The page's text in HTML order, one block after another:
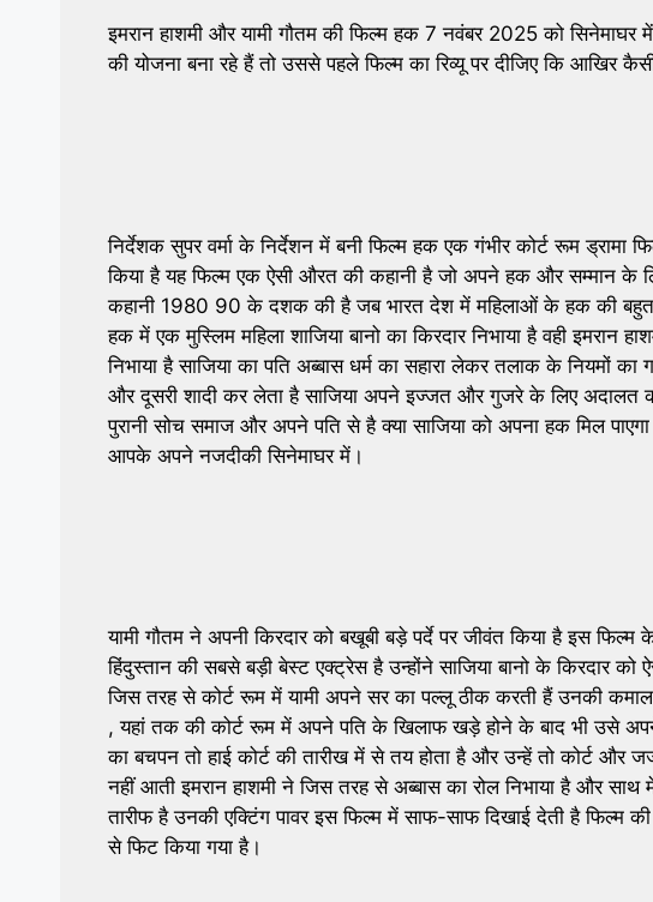
इमरान हाशमी और यामी गौतम की फिल्म हक 7 नवंबर 2025 को
की योजना बना रहे हैं तो उससे पहले फिल्म का रिव्यू पर दीजिए कि आखिर
निर्देशक सुपर वर्मा के निर्देशन में बनी फिल्म हक एक गंभीर कोर्ट रूम ड्रामा
किया है यह फिल्म एक ऐसी औरत की कहानी है जो अपने हक और सम्मान के
कहानी 1980 90 के दशक की है जब भारत देश में महिलाओं के हक की बहुत
हक में एक मुस्लिम महिला शाजिया बानो का किरदार निभाया है वही इमरान
निभाया है साजिया का पति अब्बास धर्म का सहारा लेकर तलाक के नियमों
और दूसरी शादी कर लेता है साजिया अपने इज्जत और गुजरे के लिए अदालत
पुरानी सोच समाज और अपने पति से है क्या साजिया को अपना हक मिल
आपके अपने नजदीकी सिनेमाघर में।
यामी गौतम ने अपनी किरदार को बखूबी बड़े पर्दे पर जीवंत किया है इस फिल्म
हिंदुस्तान की सबसे बड़ी बेस्ट एक्ट्रेस है उन्होंने साजिया बानो के किरदार को
जिस तरह से कोर्ट रूम में यामी अपने सर का पल्लू ठीक करती हैं उनकी
, यहां तक की कोर्ट रूम में अपने पति के खिलाफ खड़े होने के बाद भी उसे
का बचपन तो हाई कोर्ट की तारीख में से तय होता है और उन्हें तो कोर्ट
नहीं आती इमरान हाशमी ने जिस तरह से अब्बास का रोल निभाया है और
तारीफ है उनकी एक्टिंग पावर इस फिल्म में साफ-साफ दिखाई देती है फिल्म
से फिट किया गया है।